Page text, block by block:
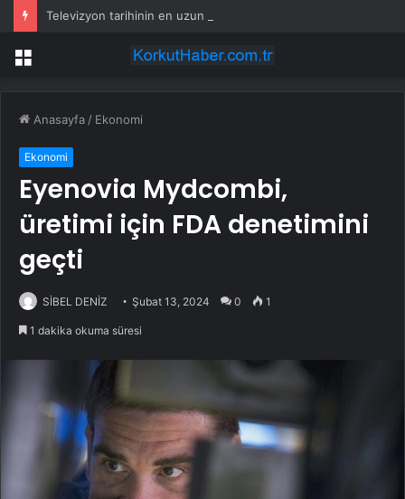
Menü
Anasayfa / Ekonomi
Ekonomi
Eyenovia Mydcombi,
üretimi için FDA denetimini
geçti
SİBEL DENİZ Şubat 13, 2024 0 1
1 dakika okuma süresi